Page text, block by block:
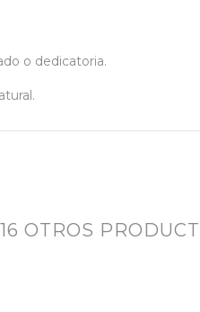
o dedicatoria.
16 OTROS